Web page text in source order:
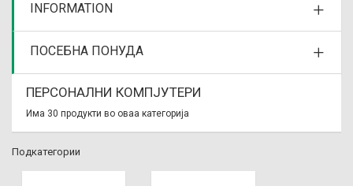
INFORMATION
ПОСЕБНА ПОНУДА
ПЕРСОНАЛНИ КОМПЈУТЕРИ
Има 30 продукти во оваа категорија
Подкатегории